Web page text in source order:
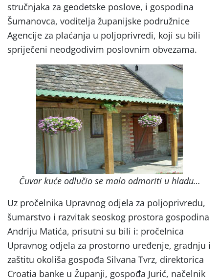
stručnjaka za geodetske poslove, i gospodina
Šumanovca, voditelja županijske podružnice
Agencije za plaćanja u poljoprivredi, koji su bili
spriječeni neodgodivim poslovnim obvezama.
Čuvar kuće odlučio se malo odmoriti u hladu…
Uz pročelnika Upravnog odjela za poljoprivredu,
šumarstvo i razvitak seoskog prostora gospodina
Andriju Matića, prisutni su bili i: pročelnica
Upravnog odjela za prostorno uređenje, gradnju i
zaštitu okoliša gospođa Silvana Tvrz, direktorica
Croatia banke u Županji, gospođa Jurić, načelnik